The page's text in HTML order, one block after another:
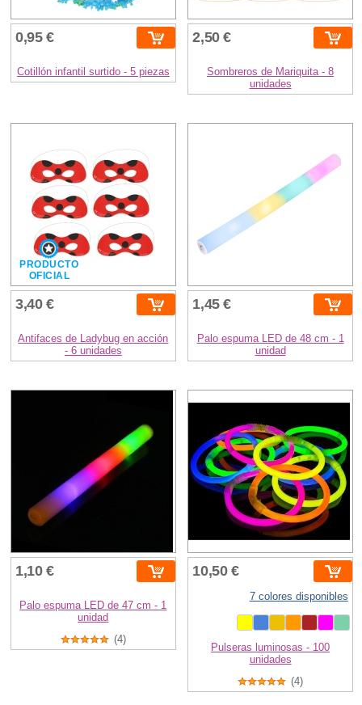
0,95 €
Cotillón infantil surtido - 5 piezas
2,50 €
Sombreros de Mariquita - 8
unidades
PRODUCTO
OFICIAL
3,40 €
Antifaces de Ladybug en acción
- 6 unidades
1,45 €
Palo espuma LED de 48 cm - 1
unidad
1,10 €
Palo espuma LED de 47 cm - 1
unidad
(4)
10,50 €
7 colores disponibles
Pulseras luminosas - 100
unidades
(4)